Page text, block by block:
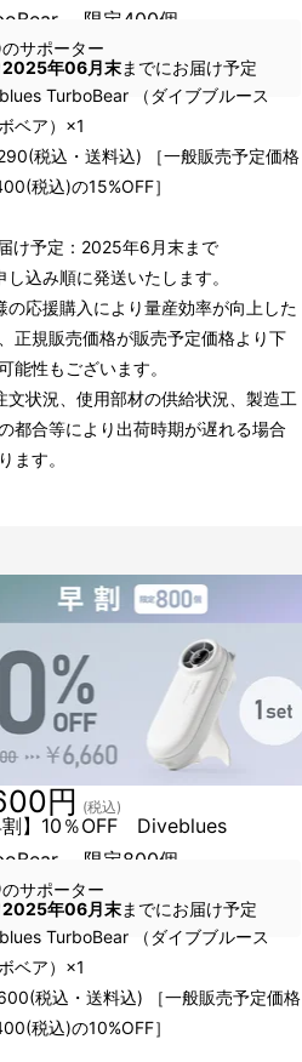
限定400個
のサポーター
2025年06月末までにお届け予定
TurboBear （ダイブブルース
ベア）×1
税込・送料込) ［一般販売予定価格
税込)の15%OFF］
け予定：2025年6月末まで
し込み順に発送いたします。
の応援購入により量産効率が向上した
正規販売価格が販売予定価格より下
能性もございます。
文状況、使用部材の供給状況、製造工
都合等により出荷時期が遅れる場合
ます。
割】10％OFF Diveblues
限定800個
円 (税込)
のサポーター
2025年06月末までにお届け予定
TurboBear （ダイブブルース
ベア）×1
税込・送料込) ［一般販売予定価格
税込)の10%OFF］